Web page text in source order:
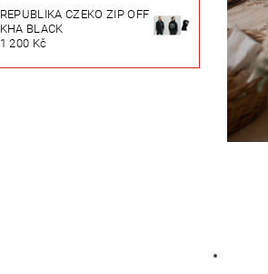
REPUBLIKA CZEKO ZIP OFF
KHA BLACK
1 200 Kč